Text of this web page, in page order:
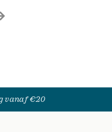
vanaf €20